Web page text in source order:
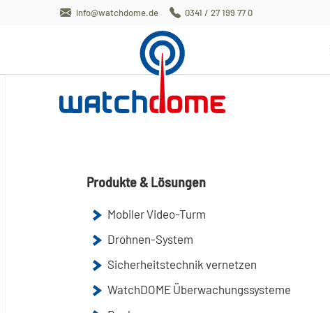
info@watchdome.de 0341 / 27 199 77 0
Produkte & Lösungen
Mobiler Video-Turm
Drohnen-System
Sicherheitstechnik vernetzen
WatchDOME Überwachungssysteme